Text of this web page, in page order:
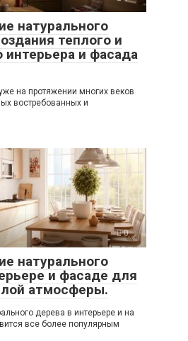
натурального
теплого и
интерьера и фасада
на протяжении многих веков
востребованных и
0
натурального
и фасаде для
атмосферы.
дерева в интерьере и на
все более популярным